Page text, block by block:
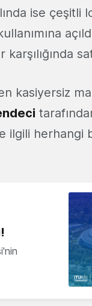
ise çeşitli
kasiyersiz
herhangi